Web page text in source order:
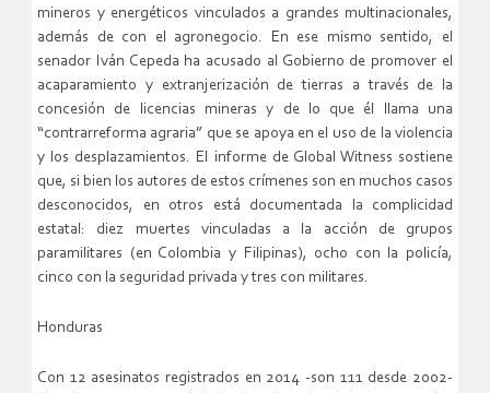
mineros y energéticos vinculados a grandes multinacionales,
además de con el agronegocio. En ese mismo sentido, el
senador Iván Cepeda ha acusado al Gobierno de promover el
acaparamiento y extranjerización de tierras a través de la
concesión de licencias mineras y de lo que él llama una
“contrarreforma agraria” que se apoya en el uso de la violencia
y los desplazamientos. El informe de Global Witness sostiene
que, si bien los autores de estos crímenes son en muchos casos
desconocidos, en otros está documentada la complicidad
estatal: diez muertes vinculadas a la acción de grupos
paramilitares (en Colombia y Filipinas), ocho con la policía,
cinco con la seguridad privada y tres con militares.
Honduras
Con 12 asesinatos registrados en 2014 -son 111 desde 2002-